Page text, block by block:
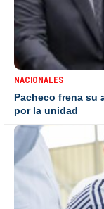
NACIONALES
Pacheco frena su
por la unidad